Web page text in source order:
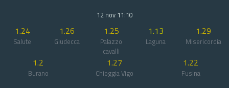
12 nov 11:10
1.24
Salute
1.26
Giudecca
1.25
Palazzo
cavalli
1.13
Laguna
1.29
Misericordia
1.2
Burano
1.27
Chioggia Vigo
1.22
Fusina